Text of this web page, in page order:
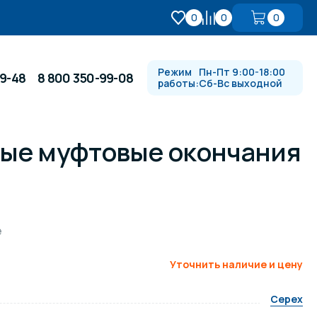
0 0 0
Противотоки и гидромассажи
душевые стойки
48 8 800 350-99-08
Режим
работы:
Пн-Пт 9:00-18:00
Сб-Вс выходной
муфтовые окончания
Уточнить наличие и цену
Cepex